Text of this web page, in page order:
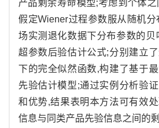
产品剩余寿命模型;考虑到个体
假定Wiener过程参数服从随机
场实测退化数据下分布参数的贝
超参数后验估计公式;分别建立
下的完全似然函数,构建了基于
先验估计模型;通过实例分析验
和优势,结果表明本方法可有效
信息与同类产品先验信息之间的